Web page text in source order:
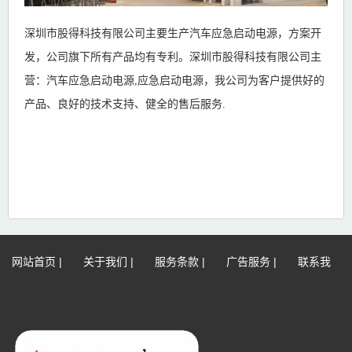
深圳市股得科技有限公司主要生产汽车应急启动电源，方案开
发，公司旗下所有产品均有专利。深圳市股得科技有限公司主
营：汽车应急启动电源,应急启动电源，我公司为客户提供好的
产品、良好的技术支持、健全的售后服务.
网站首页 | 关于我们 | 服务条款 | 广告服务 | 联系我